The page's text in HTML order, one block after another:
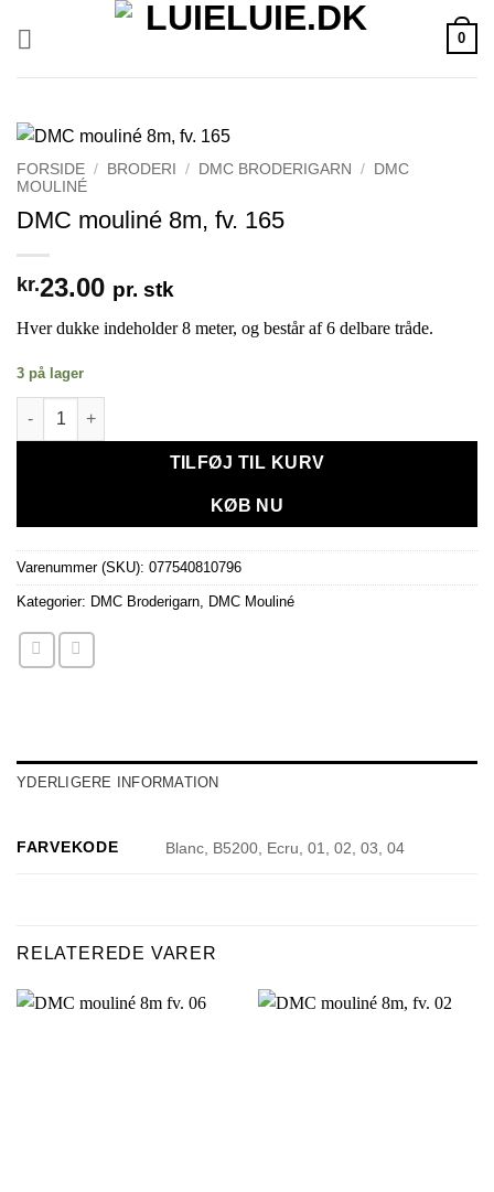
0
FORSIDE / BRODERI / DMC BRODERIGARN /
DMC
MOULINÉ
DMC mouliné 8m, fv. 165
kr.23.00 pr. stk
Hver dukke indeholder 8 meter, og består af 6 delbare tråde.
3 på lager
DMC mouliné 8m, fv. 165 antal
TILFØJ TIL KURV
KØB NU
Varenummer (SKU): 077540810796
Kategorier: DMC Broderigarn DMC Mouliné
YDERLIGERE INFORMATION
FARVEKODE Blanc, B5200, Ecru, 01, 02, 03, 04
RELATEREDE VARER